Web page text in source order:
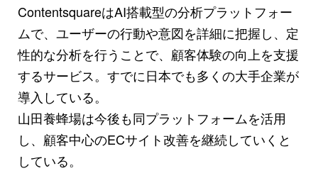
ContentsquareはAI搭載型の分析プラットフォー
ムで、ユーザーの行動や意図を詳細に把握し、定
性的な分析を行うことで、顧客体験の向上を支援
するサービス。すでに日本でも多くの大手企業が
導入している。
山田養蜂場は今後も同プラットフォームを活用
し、顧客中心のECサイト改善を継続していくと
している。